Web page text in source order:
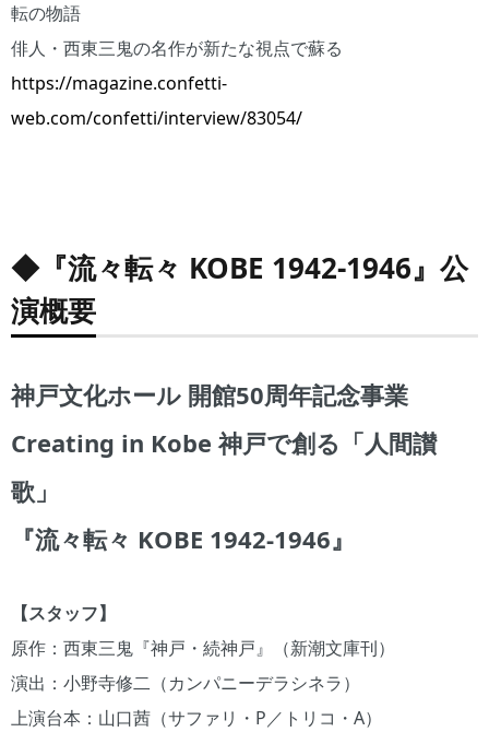
転の物語
俳人・西東三鬼の名作が新たな視点で蘇る
https://magazine.confetti-
web.com/confetti/interview/83054/
◆『流々転々 KOBE 1942-1946』 公
演概要
神戸文化ホール 開館50周年記念事業
Creating in Kobe 神戸で創る「人間讃
歌」
『流々転々 KOBE 1942-1946』
【スタッフ】
原作：西東三鬼『神戸・続神戸』（新潮文庫刊）
演出：小野寺修二（カンパニーデラシネラ）
上演台本：山口茜（サファリ・P／トリコ・A）